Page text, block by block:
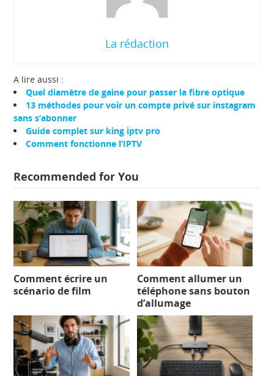
La rédaction
A lire aussi :
Quel diamètre de gaine pour passer la fibre optique
13 méthodes pour voir un compte privé sur instagram
sans s’abonner
Guide complet sur king iptv pro
Comment fonctionne l’IPTV
Recommended for You
Comment écrire un
scénario de film
Comment allumer un
téléphone sans bouton
d’allumage